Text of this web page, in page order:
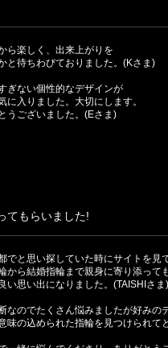
ら楽しく、出来上がりを
と待ちわびておりました。(Kさま)
ぎない個性的なデザインが
に入りました。大切にします。
うございました。(Eさま)
てもらいました!
でと思い探していた時にサイトを見
から結婚指輪まで親身に寄り添って
い思い出になりました。(TAISHIさま)
なのでたくさん悩みましたが好みの
味の込められた指輪を見つけられて